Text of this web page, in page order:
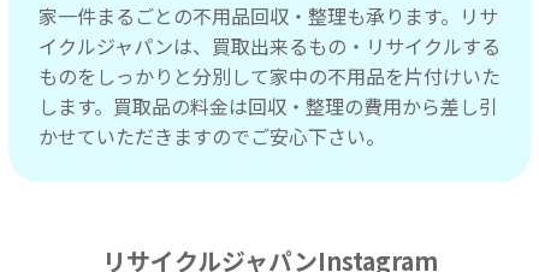
家一件まるごとの不用品回収・整理も承ります。リサ
イクルジャパンは、買取出来るもの・リサイクルする
ものをしっかりと分別して家中の不用品を片付けいた
します。買取品の料金は回収・整理の費用から差し引
かせていただきますのでご安心下さい。
リサイクルジャパンInstagram